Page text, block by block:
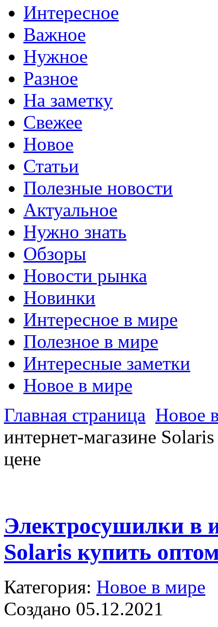
Интересное
Важное
Нужное
Разное
На заметку
Свежее
Новое
Статьи
Полезные новости
Актуальное
Нужно знать
Обзоры
Новости рынка
Новинки
Интересное в мире
Полезное в мире
Интересные заметки
Новое в мире
Главная страница Новое
интернет-магазине
цене
Электросушилки в
Solaris купить
Категория: Новое в мире
Создано 05.12.2021